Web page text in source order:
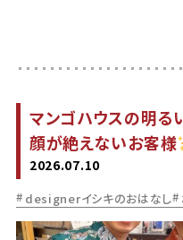
マンゴハウスの明る
顔が絶えないお客様
2026.07.10
designerイシキのおはなし